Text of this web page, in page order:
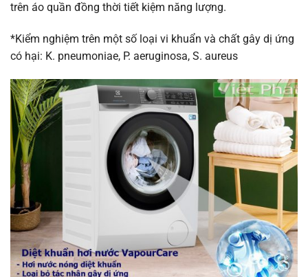
trên áo quần đồng thời tiết kiệm năng lượng.
*Kiểm nghiệm trên một số loại vi khuẩn và chất gây dị ứng
có hại: K. pneumoniae, P. aeruginosa, S. aureus